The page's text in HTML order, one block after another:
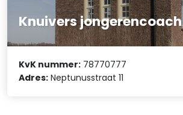
Knuivers jongerencoach
KvK nummer: 78770777
Adres: Neptunusstraat 11